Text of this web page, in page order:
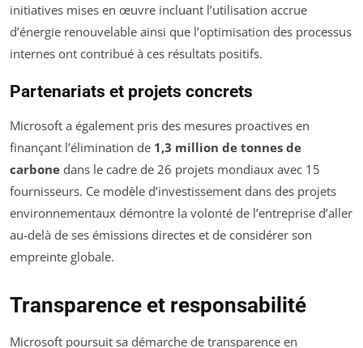
initiatives mises en œuvre incluant l’utilisation accrue
d’énergie renouvelable ainsi que l’optimisation des processus
internes ont contribué à ces résultats positifs.
Partenariats et projets concrets
Microsoft a également pris des mesures proactives en
finançant l’élimination de 1,3 million de tonnes de
carbone dans le cadre de 26 projets mondiaux avec 15
fournisseurs. Ce modèle d’investissement dans des projets
environnementaux démontre la volonté de l’entreprise d’aller
au-delà de ses émissions directes et de considérer son
empreinte globale.
Transparence et responsabilité
Microsoft poursuit sa démarche de transparence en